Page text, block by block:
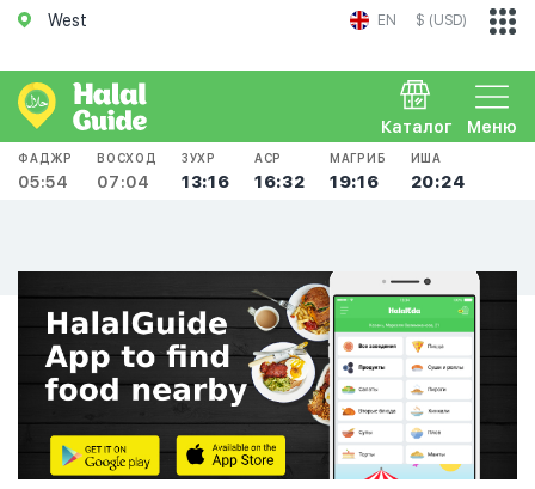
West EN $ (USD)
Меню
Каталог
ФАДЖР
05:54
ВОСХОД
07:04
ЗУХР
13:16
АСР
16:32
МАГРИБ
19:16
ИША
20:24